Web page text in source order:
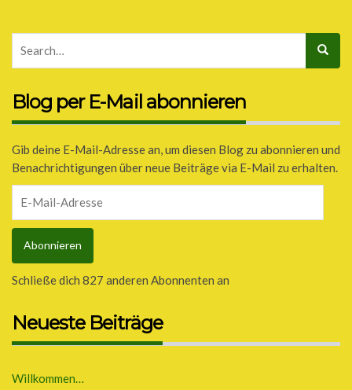
Blog per E-Mail abonnieren
Gib deine E-Mail-Adresse an, um diesen Blog zu abonnieren und
Benachrichtigungen über neue Beiträge via E-Mail zu erhalten.
Mail-
Adresse
Abonnieren
Schließe dich 827 anderen Abonnenten an
Neueste Beiträge
Willkommen…